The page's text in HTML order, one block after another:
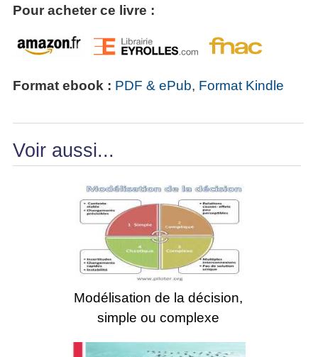
Pour acheter ce livre :
Format ebook : PDF & ePub, Format Kindle
Voir aussi...
Modélisation de la décision,
simple ou complexe